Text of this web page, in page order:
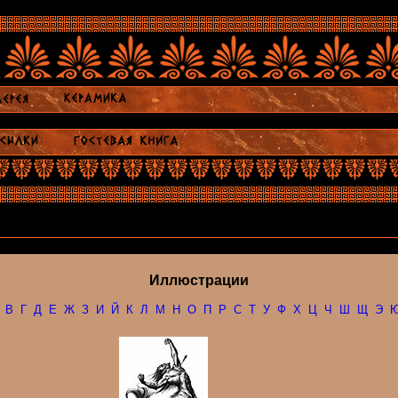
Иллюстрации
В Г Д Е Ж З И Й К Л М Н О П Р С Т У Ф Х Ц Ч Ш Щ Э